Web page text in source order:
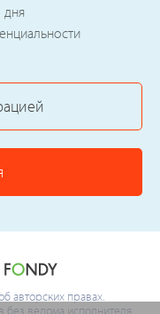
дня
авторских правах.
без ведома исполнителя